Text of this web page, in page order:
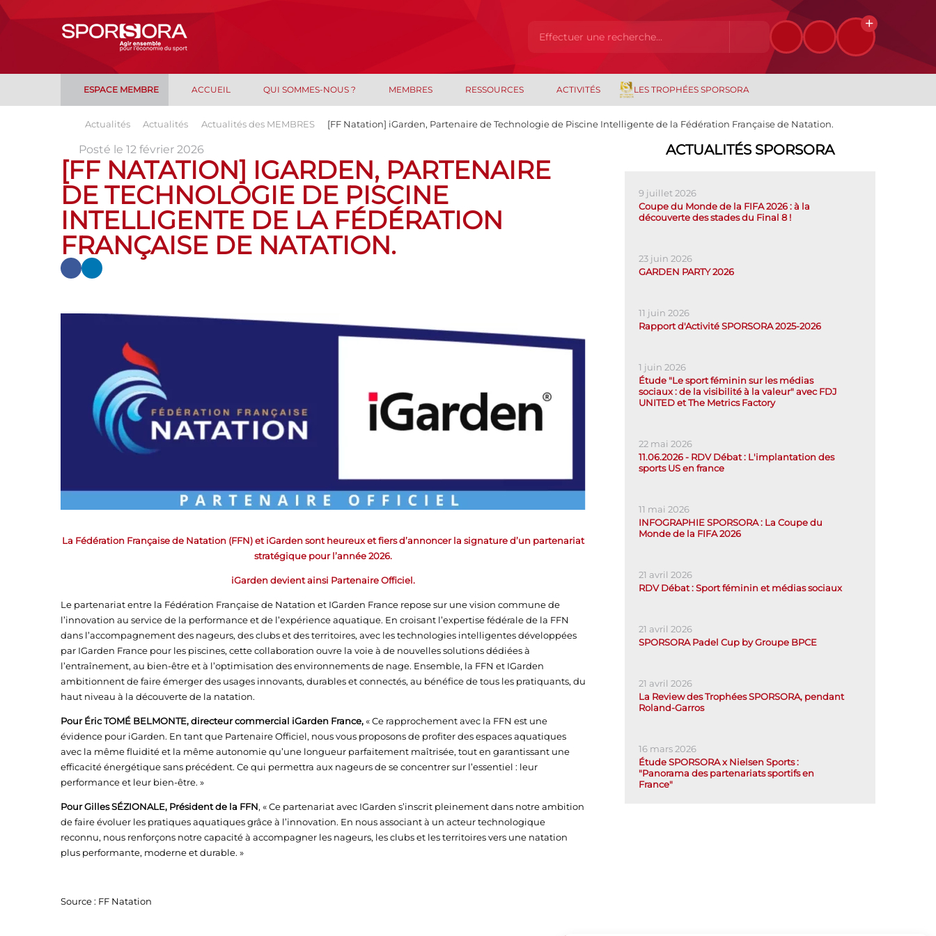
ESPACE MEMBRE ACCUEIL QUI SOMMES-NOUS ? MEMBRES RESSOURCES ACTIVITÉS LES TROPHÉES SPORSORA
Actualités Actualités Actualités des MEMBRES [FF Natation] iGarden, Partenaire de Technologie de Piscine Intelligente de la Fédération Française de Natation.
Posté le 12 février 2026
[FF NATATION] IGARDEN, PARTENAIRE
DE TECHNOLOGIE DE PISCINE
INTELLIGENTE DE LA FÉDÉRATION
FRANÇAISE DE NATATION.
La Fédération Française de Natation (FFN) et iGarden sont heureux et fiers d’annoncer la signature d’un partenariat
stratégique pour l’année 2026.
iGarden devient ainsi Partenaire Officiel.
Le partenariat entre la Fédération Française de Natation et IGarden France repose sur une vision commune de
l’innovation au service de la performance et de l’expérience aquatique. En croisant l’expertise fédérale de la FFN
dans l’accompagnement des nageurs, des clubs et des territoires, avec les technologies intelligentes développées
par IGarden France pour les piscines, cette collaboration ouvre la voie à de nouvelles solutions dédiées à
l’entraînement, au bien-être et à l’optimisation des environnements de nage. Ensemble, la FFN et IGarden
ambitionnent de faire émerger des usages innovants, durables et connectés, au bénéfice de tous les pratiquants, du
haut niveau à la découverte de la natation.
Pour Éric TOMÉ BELMONTE, directeur commercial iGarden France,« Ce rapprochement avec la FFN est une
évidence pour iGarden. En tant que Partenaire Officiel, nous vous proposons de profiter des espaces aquatiques
avec la même fluidité et la même autonomie qu’une longueur parfaitement maîtrisée, tout en garantissant une
efficacité énergétique sans précédent. Ce qui permettra aux nageurs de se concentrer sur l’essentiel : leur
performance et leur bien-être. »
Pour Gilles SÉZIONALE, Président de la FFN, « Ce partenariat avec IGarden s’inscrit pleinement dans notre ambition
de faire évoluer les pratiques aquatiques grâce à l’innovation. En nous associant à un acteur technologique
reconnu, nous renforçons notre capacité à accompagner les nageurs, les clubs et les territoires vers une natation
plus performante, moderne et durable. »
Source : FF Natation
ACTUALITÉS SPORSORA
9 juillet 2026
Coupe du Monde de la FIFA 2026 : à la
découverte des stades du Final 8 !
23 juin 2026
GARDEN PARTY 2026
11 juin 2026
Rapport d'Activité SPORSORA 2025-2026
1 juin 2026
Étude "Le sport féminin sur les médias
sociaux : de la visibilité à la valeur" avec FDJ
UNITED et The Metrics Factory
22 mai 2026
11.06.2026 - RDV Débat : L'implantation des
sports US en france
11 mai 2026
INFOGRAPHIE SPORSORA : La Coupe du
Monde de la FIFA 2026
21 avril 2026
RDV Débat : Sport féminin et médias sociaux
21 avril 2026
SPORSORA Padel Cup by Groupe BPCE
21 avril 2026
La Review des Trophées SPORSORA, pendant
Roland-Garros
16 mars 2026
Étude SPORSORA x Nielsen Sports :
"Panorama des partenariats sportifs en
France"